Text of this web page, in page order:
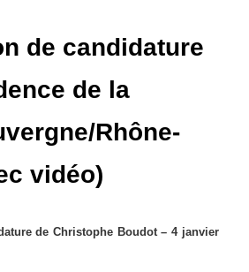
de candidature
de la
Rhône-
vidéo)
de Christophe Boudot – 4 janvier